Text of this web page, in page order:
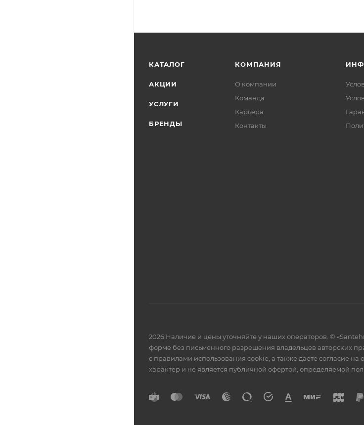
КАТАЛОГ
АКЦИИ
УСЛУГИ
БРЕНДЫ
КОМПАНИЯ
О компании
Команда
Карьера
Контакты
2026 Наличие и цены уточняйте у наших операторов. ©
форме без письменного разрешения владельцев авторских
с правилами использования cookie, а также даете согласие
характер и не является публичной офертой, определяемой